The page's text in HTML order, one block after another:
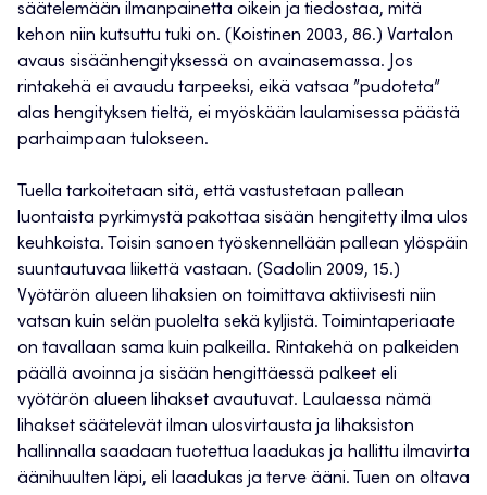
säätelemään ilmanpainetta oikein ja tiedostaa, mitä
kehon niin kutsuttu tuki on. (Koistinen 2003, 86.) Vartalon
avaus sisäänhengityksessä on avainasemassa. Jos
rintakehä ei avaudu tarpeeksi, eikä vatsaa ”pudoteta”
alas hengityksen tieltä, ei myöskään laulamisessa päästä
parhaimpaan tulokseen.
Tuella tarkoitetaan sitä, että vastustetaan pallean
luontaista pyrkimystä pakottaa sisään hengitetty ilma ulos
keuhkoista. Toisin sanoen työskennellään pallean ylöspäin
suuntautuvaa liikettä vastaan. (Sadolin 2009, 15.)
Vyötärön alueen lihaksien on toimittava aktiivisesti niin
vatsan kuin selän puolelta sekä kyljistä. Toimintaperiaate
on tavallaan sama kuin palkeilla. Rintakehä on palkeiden
päällä avoinna ja sisään hengittäessä palkeet eli
vyötärön alueen lihakset avautuvat. Laulaessa nämä
lihakset säätelevät ilman ulosvirtausta ja lihaksiston
hallinnalla saadaan tuotettua laadukas ja hallittu ilmavirta
äänihuulten läpi, eli laadukas ja terve ääni. Tuen on oltava